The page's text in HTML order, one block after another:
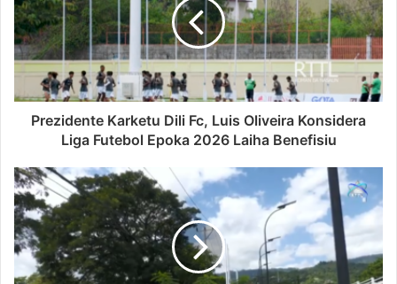
Prezidente Karketu Dili Fc, Luis Oliveira Konsidera
Liga Futebol Epoka 2026 Laiha Benefisiu